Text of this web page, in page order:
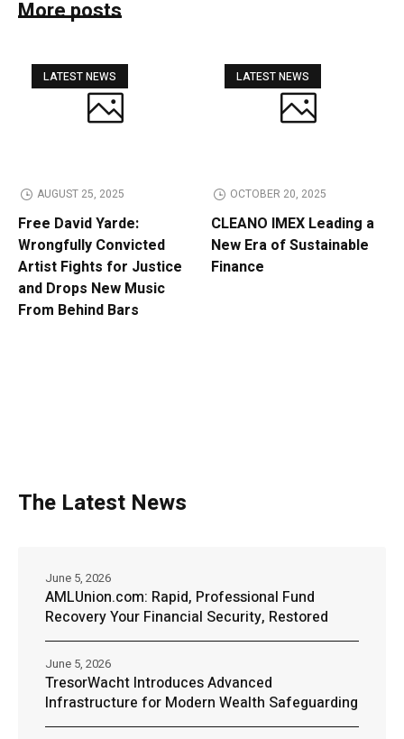
More posts
LATEST NEWS
AUGUST 25, 2025
Free David Yarde:
Wrongfully Convicted
Artist Fights for Justice
and Drops New Music
From Behind Bars
LATEST NEWS
OCTOBER 20, 2025
CLEANO IMEX Leading a
New Era of Sustainable
Finance
The Latest News
AMLUnion.com: Rapid, Professional Fund
Recovery Your Financial Security, Restored
June 5, 2026
TresorWacht Introduces Advanced
Infrastructure for Modern Wealth Safeguarding
June 5, 2026